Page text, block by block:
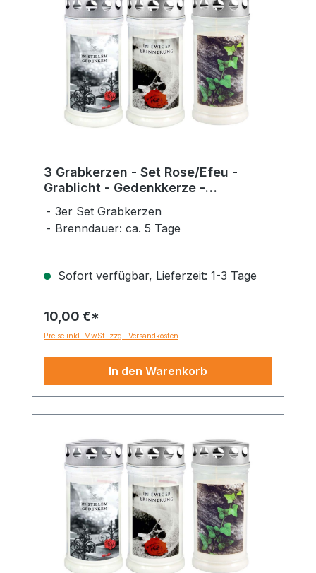
3 Grabkerzen - Set Rose/Efeu -
Grablicht - Gedenkkerze -
3er Set Grabkerzen
Brenndauer: ca. 5 Tage
Sofort verfügbar, Lieferzeit: 1-3 Tage
10,00 €*
Preise inkl. MwSt. zzgl. Versandkosten
In den Warenkorb